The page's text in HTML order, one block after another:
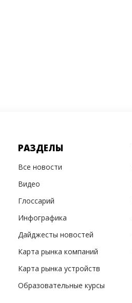
РАЗДЕЛЫ
Все новости
Видео
Глоссарий
Инфографика
Дайджесты новостей
Карта рынка компаний
Карта рынка устройств
Образовательные курсы